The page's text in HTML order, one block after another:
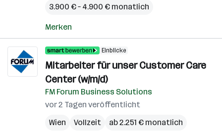
3.900 € – 4.900 € monatlich
Merken
Einblicke
Mitarbeiter für unser Customer Care
Center (w/m/d)
FM Forum Business Solutions
vor 2 Tagen veröffentlicht
Wien
Vollzeit ab 2.251 € monatlich